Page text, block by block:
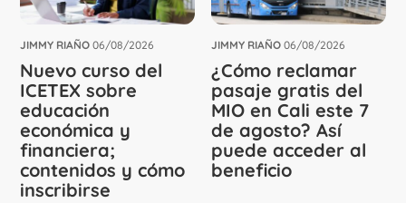
JIMMY RIAÑO 06/08/2026
Nuevo curso del
ICETEX sobre
educación
económica y
financiera;
contenidos y cómo
inscribirse
JIMMY RIAÑO 06/08/2026
¿Cómo reclamar
pasaje gratis del
MIO en Cali este 7
de agosto? Así
puede acceder al
beneficio